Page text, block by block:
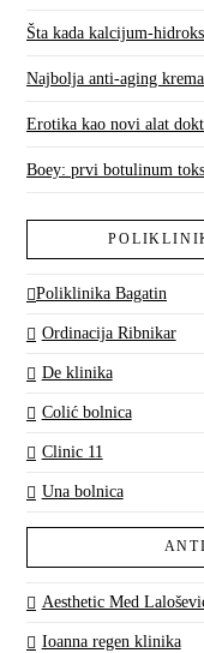
Šta kada kalcijum-
Najbolja anti-aging
Erotika kao novi alat
Boey: prvi botulinum
Poliklinika Bagatin
Ordinacija Ribnikar
De klinika
Colić bolnica
Clinic 11
Una bolnica
Aesthetic Med
Ioanna regen klinika